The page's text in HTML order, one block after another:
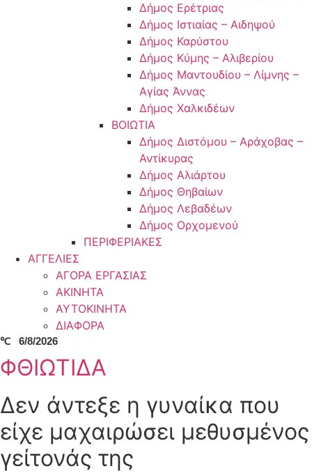
Δήμος Ερέτριας
Δήμος Ιστιαίας – Αιδηψού
Δήμος Καρύστου
Δήμος Κύμης – Αλιβερίου
Δήμος Μαντουδίου – Λίμνης –
Αγίας Άννας
Δήμος Χαλκιδέων
ΒΟΙΩΤΙΑ
Δήμος Διστόμου – Αράχοβας –
Αντίκυρας
Δήμος Αλιάρτου
Δήμος Θηβαίων
Δήμος Λεβαδέων
Δήμος Ορχομενού
ΠΕΡΙΦΕΡΙΑΚΕΣ
ΑΓΓΕΛΙΕΣ
ΑΓΟΡΑ ΕΡΓΑΣΙΑΣ
ΑΚΙΝΗΤΑ
ΑΥΤΟΚΙΝΗΤΑ
ΔΙΑΦΟΡΑ
℃ 6/8/2026
ΦΘΙΩΤΙΔΑ
Δεν άντεξε η γυναίκα που
είχε μαχαιρώσει μεθυσμένος
γείτονάς της